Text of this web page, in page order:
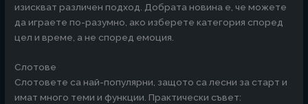
изискват различен подход. Добрата новина е, че можете
да играете по-разумно, ако изберете категория според
цел и време, а не според емоция.
Слотове
Слотовете са най-популярни, защото са лесни за старт и
имат много теми и функции. Практически съвет: